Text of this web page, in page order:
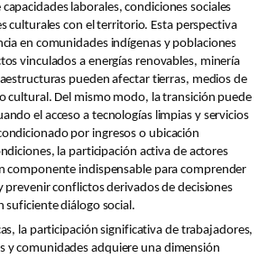
laborales, condiciones sociales
culturales con el territorio. Esta perspectiva
en comunidades indígenas y poblaciones
vinculados a energías renovables, minería
pueden afectar tierras, medios de
cultural. Del mismo modo, la transición puede
el acceso a tecnologías limpias y servicios
por ingresos o ubicación
la participación activa de actores
componente indispensable para comprender
prevenir conflictos derivados de decisiones
suficiente diálogo social.
la participación significativa de trabajadores,
y comunidades adquiere una dimensión